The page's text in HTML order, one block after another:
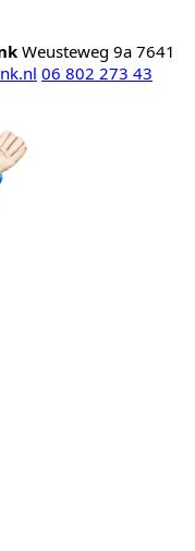
Weusteweg 9a 7641
06 802 273 43